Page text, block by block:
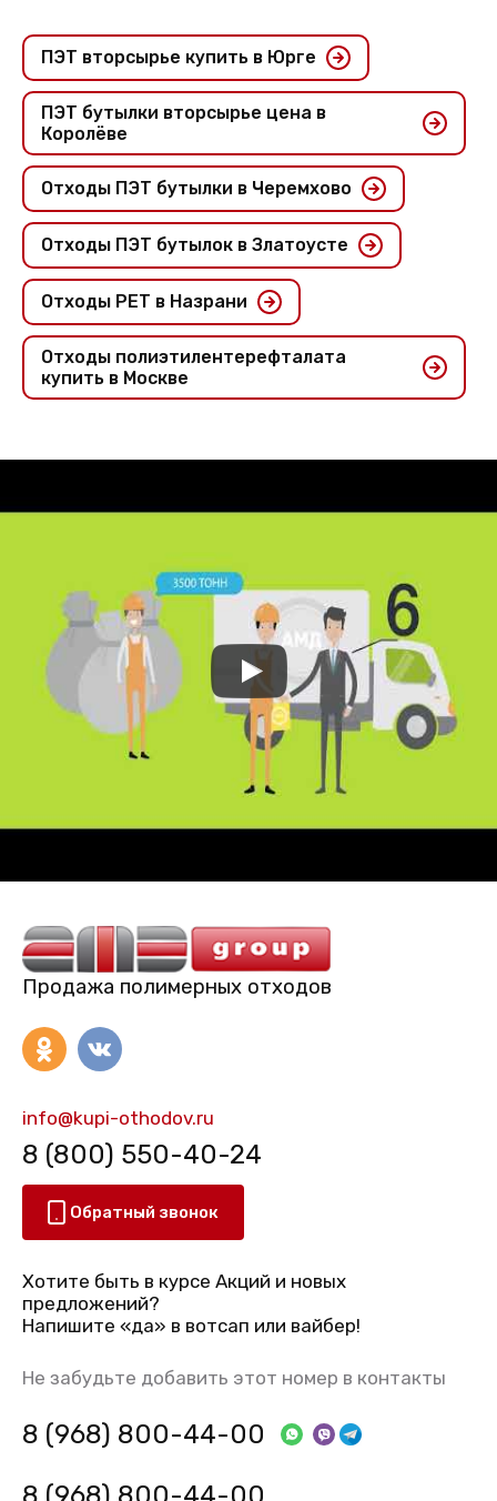
ПЭТ вторсырье купить в Юрге
ПЭТ бутылки вторсырье цена в
Королёве
Отходы ПЭТ бутылки в Черемхово
Отходы ПЭТ бутылок в Златоусте
Отходы PET в Назрани
Отходы полиэтилентерефталата
купить в Москве
Продажа полимерных отходов
info@kupi-othodov.ru
8 (800) 550-40-24
Обратный звонок
Хотите быть в курсе Акций и новых
предложений?
Напишите «да» в вотсап или вайбер!
Не забудьте добавить этот номер в контакты
8 (968) 800-44-00